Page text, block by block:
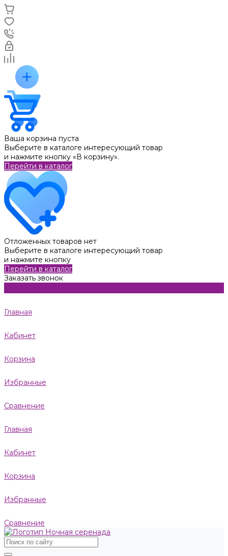
Ваша корзина пуста
Выберите в каталоге интересующий товар
и нажмите кнопку «В корзину».
Перейти в каталог
Отложенных товаров нет
Выберите в каталоге интересующий товар
и нажмите кнопку
Перейти в каталог
Заказать звонок
Главная
Кабинет
Корзина
Избранные
Сравнение
Главная
Кабинет
Корзина
Избранные
Сравнение